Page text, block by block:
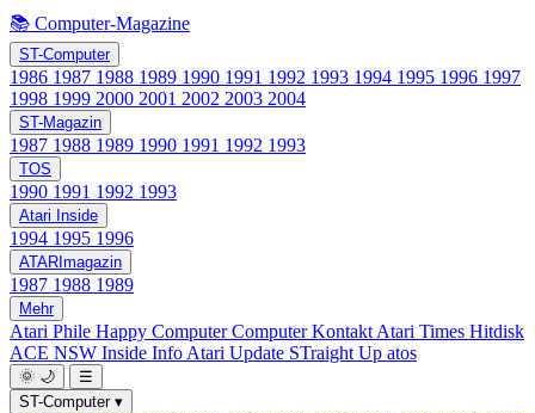
📚 Computer-Magazine
ST-Computer
1986 1987 1988 1989 1990 1991 1992 1993 1994 1995 1996 1997
1998 1999 2000 2001 2002 2003 2004
ST-Magazin
1987 1988 1989 1990 1991 1992 1993
TOS
1990 1991 1992 1993
Atari Inside
1994 1995 1996
ATARImagazin
1987 1988 1989
Mehr
Atari Phile Happy ComputerComputer Kontakt Atari Times Hitdisk
ACE NSW Inside Info Atari Update STraight Up atos
🌞 🌙
☰
ST-Computer ▾